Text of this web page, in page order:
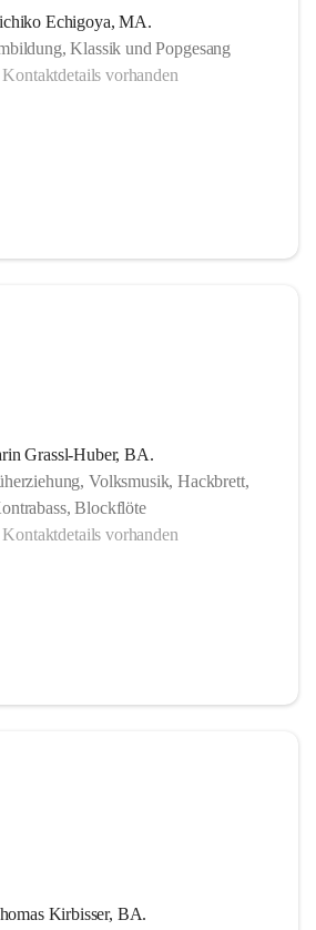
Echigoya, MA.
Klassik und Popgesang
vorhanden
Grassl-Huber, BA.
Volksmusik, Hackbrett,
Blockflöte
vorhanden
Kirbisser, BA.